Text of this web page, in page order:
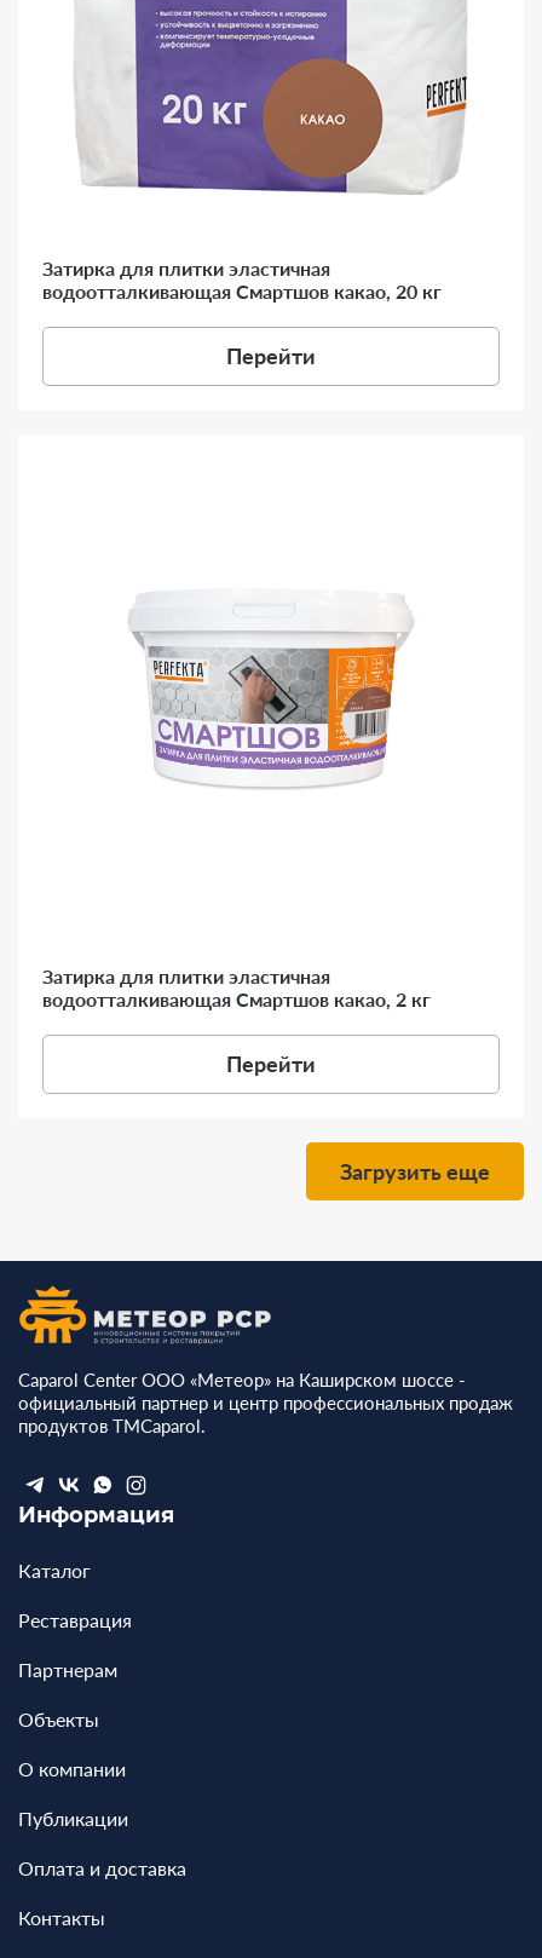
Затирка для плитки эластичная
водоотталкивающая Смартшов какао, 20 кг
Перейти
Затирка для плитки эластичная
водоотталкивающая Смартшов какао, 2 кг
Перейти
Загрузить еще
Caparol Center ООО «Метеор» на Каширском шоссе -
официальный партнер и центр профессиональных продаж
продуктов ТМCaparol.
Информация
Каталог
Реставрация
Партнерам
Объекты
О компании
Публикации
Оплата и доставка
Контакты